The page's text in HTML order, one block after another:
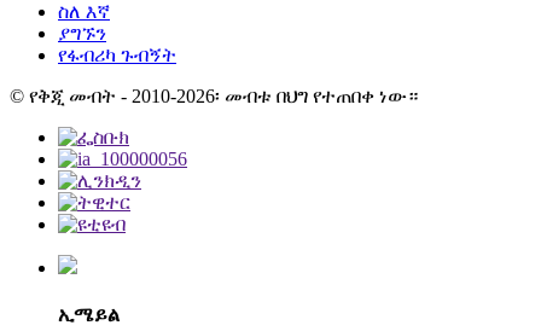
ስለ እኛ
ያግኙን
የፋብሪካ ጉብኝት
© የቅጂ መብት - 2010-2026፡ መብቱ በህግ የተጠበቀ ነው።
ኢሜይል